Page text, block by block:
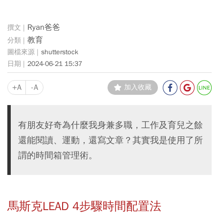
Ryan爸爸
教育
shutterstock
2024-06-21 15:37
+A -A 加入收藏
有朋友好奇為什麼我身兼多職，工作及育兒之餘
還能閱讀、運動，還寫文章？其實我是使用了所
謂的時間箱管理術。
馬斯克LEAD 4步驟時間配置法